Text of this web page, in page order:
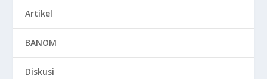
Artikel
BANOM
Diskusi